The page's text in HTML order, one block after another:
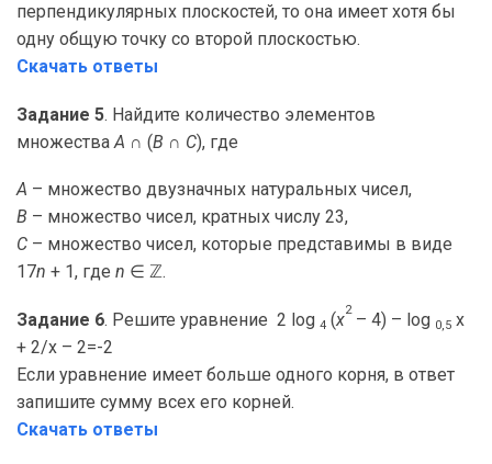
перпендикулярных плоскостей, то она имеет хотя бы
одну общую точку со второй плоскостью.
Скачать ответы
Задание 5. Найдите количество элементов
множества A ∩ (B ∩ C), где
A – множество двузначных натуральных чисел,
B – множество чисел, кратных числу 23,
C – множество чисел, которые представимы в виде
17n + 1, где n ∈ ℤ.
Задание 6. Решите уравнение 2 log 4 (x2– 4) – log 0,5 x
+ 2/x – 2=-2
Если уравнение имеет больше одного корня, в ответ
запишите сумму всех его корней.
Скачать ответы